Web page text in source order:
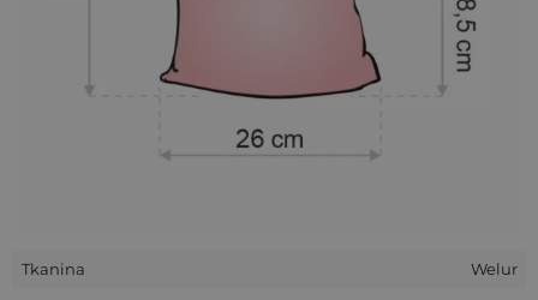
Wszystkie nasze woreczki wykonywane są ręcznie. Ułożenie
ozdobnej aplikacji/nadruku na konkretnych przedmiotach
może nieznacznie różnić się od pokazanego na zdjęciach.
Tkanina
Welur